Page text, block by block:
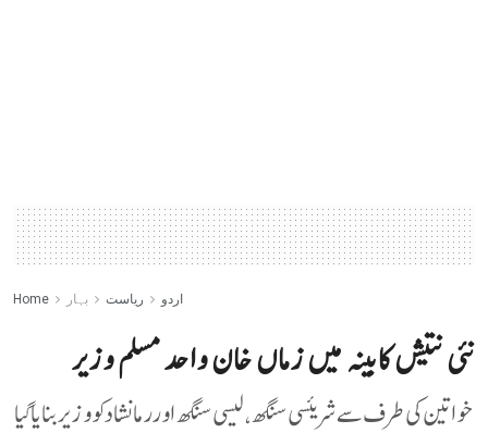
Home اردو ریاست بہار
نئی نتیش کابینہ میں زماں خان واحد مسلم وزیر
خواتین کی طرف سے شریئسی سنگھ، لیسی سنگھ اور رما نشاد کو وزیر بنایا گیا